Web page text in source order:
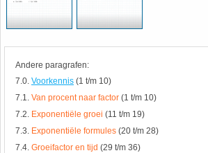
Andere paragrafen:
7.0. Voorkennis (1 t/m 10)
7.1. Van procent naar factor (1 t/m 10)
7.2. Exponentiële groei (11 t/m 19)
7.3. Exponentiële formules (20 t/m 28)
7.4. Groeifactor en tijd (29 t/m 36)
berekeningen
VWO
(Nog geen toetsen)
18. Matrices
19. Omtrek cirkel
20. Oppervlakte cilinder
21. Oppervlakte cirkel